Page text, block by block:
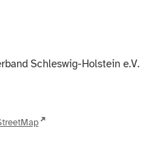
Schleswig-Holstein e.V.